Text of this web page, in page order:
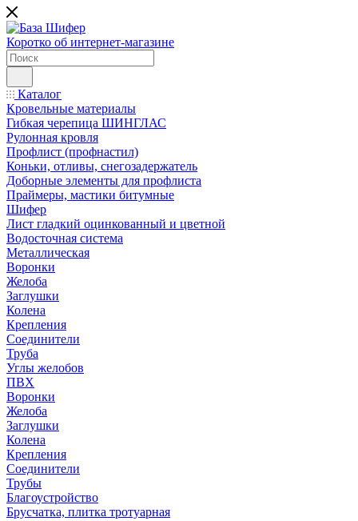
Коротко об интернет-магазине
Каталог
Кровельные материалы
Гибкая черепица ШИНГЛАС
Рулонная кровля
Профлист (профнастил)
Коньки, отливы, снегозадержатель
Доборные элементы для профлиста
Праймеры, мастики битумные
Шифер
Лист гладкий оцинкованный и цветной
Водосточная система
Металлическая
Воронки
Желоба
Заглушки
Колена
Крепления
Соединители
Труба
Углы желобов
ПВХ
Воронки
Желоба
Заглушки
Колена
Крепления
Соединители
Трубы
Благоустройство
Брусчатка, плитка тротуарная